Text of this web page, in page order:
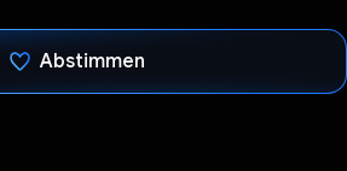
Abstimmen